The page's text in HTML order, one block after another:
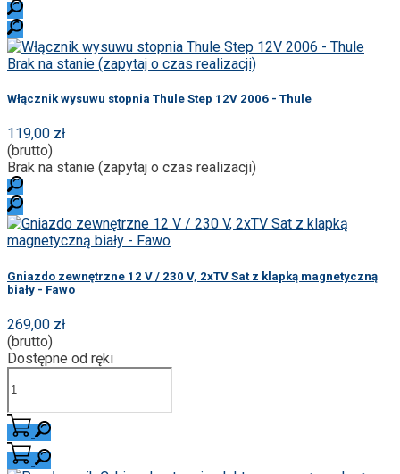
Brak na stanie (zapytaj o czas realizacji)
Włącznik wysuwu stopnia Thule Step 12V 2006 - Thule
119,00 zł
(brutto)
Brak na stanie (zapytaj o czas realizacji)
Gniazdo zewnętrzne 12 V / 230 V, 2xTV Sat z klapką magnetyczną
biały - Fawo
269,00 zł
(brutto)
Dostępne od ręki